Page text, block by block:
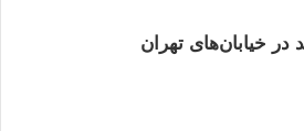
در خیابان‌های تهران